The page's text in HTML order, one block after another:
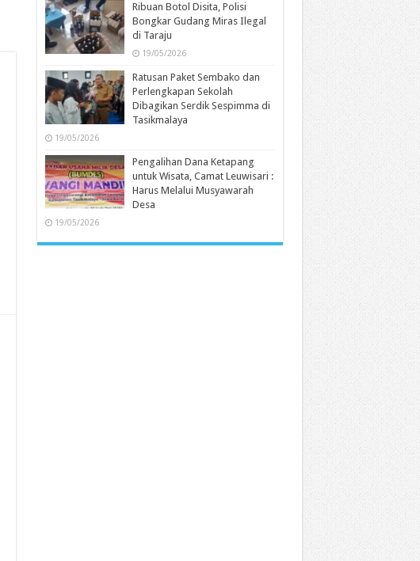
Ribuan Botol Disita, Polisi
Bongkar Gudang Miras Ilegal
di Taraju
19/05/2026
Ratusan Paket Sembako dan
Perlengkapan Sekolah
Dibagikan Serdik Sespimma di
Tasikmalaya
19/05/2026
Pengalihan Dana Ketapang
untuk Wisata, Camat Leuwisari :
Harus Melalui Musyawarah
Desa
19/05/2026